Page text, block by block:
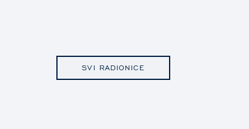
SVI RADIONICE